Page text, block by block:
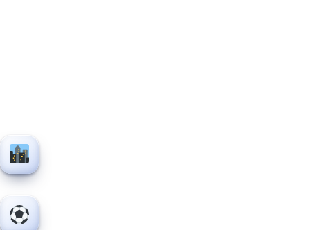
Urbanização e Infraestrutura
Esporte e Lazer para Todos